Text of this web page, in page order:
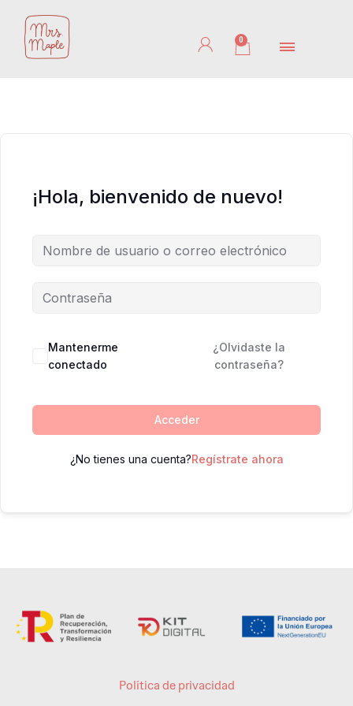
contenido
0
Cart
¡Hola, bienvenido de nuevo!
Mantenerme
conectado
¿Olvidaste la
contraseña?
Acceder
¿No tienes una cuenta?Regístrate ahora
Política de privacidad